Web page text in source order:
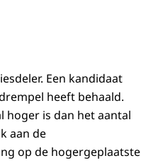
Een kandidaat
heeft behaald.
hoger is dan het aantal
aan de
op de hogergeplaatste